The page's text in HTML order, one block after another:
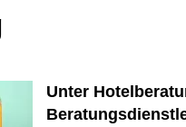
Unter